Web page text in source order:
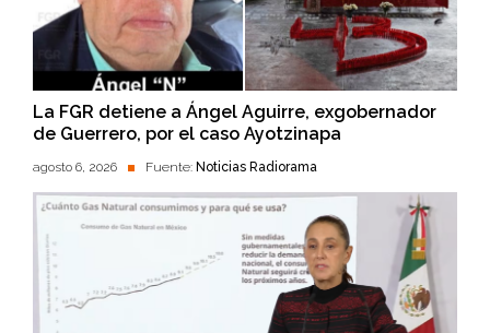
La FGR detiene a Ángel Aguirre, exgobernador
de Guerrero, por el caso Ayotzinapa
agosto 6, 2026 Fuente: Noticias Radiorama